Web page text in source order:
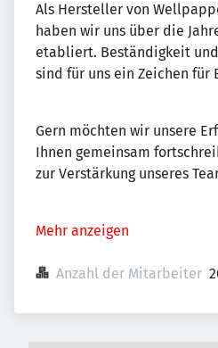
Als Hersteller von
haben wir uns über die
etabliert. Beständigkeit
sind für uns ein Zeichen für
Gern möchten wir unsere
Ihnen gemeinsam
zur Verstärkung unseres
Mehr anzeigen
Anzahl der Mitarbeiter